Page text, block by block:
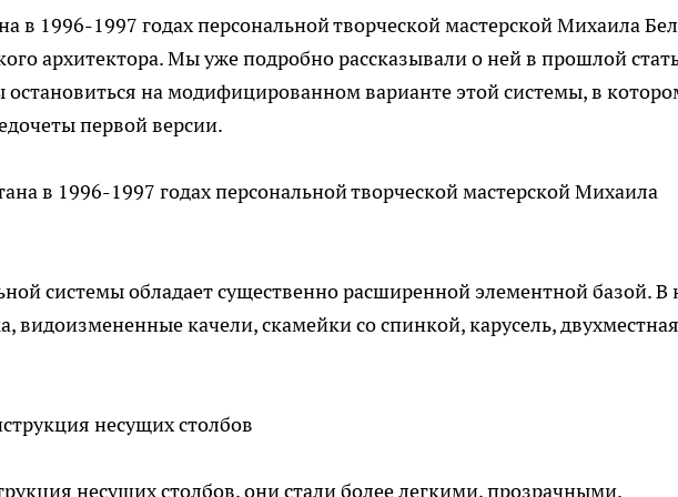
в 1996-1997 годах персональной творческой мастерской Михаила
архитектора. Мы уже подробно рассказывали о ней в прошлой
остановиться на модифицированном варианте этой системы, в
первой версии.
системы обладает существенно расширенной элементной базой. В
видоизмененные качели, скамейки со спинкой, карусель, двухместная
несущих столбов, они стали более легкими, прозрачными.